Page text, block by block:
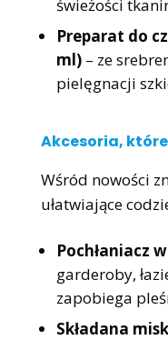
świeżości
Preparat do
ml)– ze
pielęgnacji
Akcesoria,
Wśród nowości
ułatwiające
Pochłaniacz
garderoby,
zapobiega
Składana